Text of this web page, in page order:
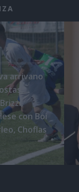
arrivano
con Boi
Choflas